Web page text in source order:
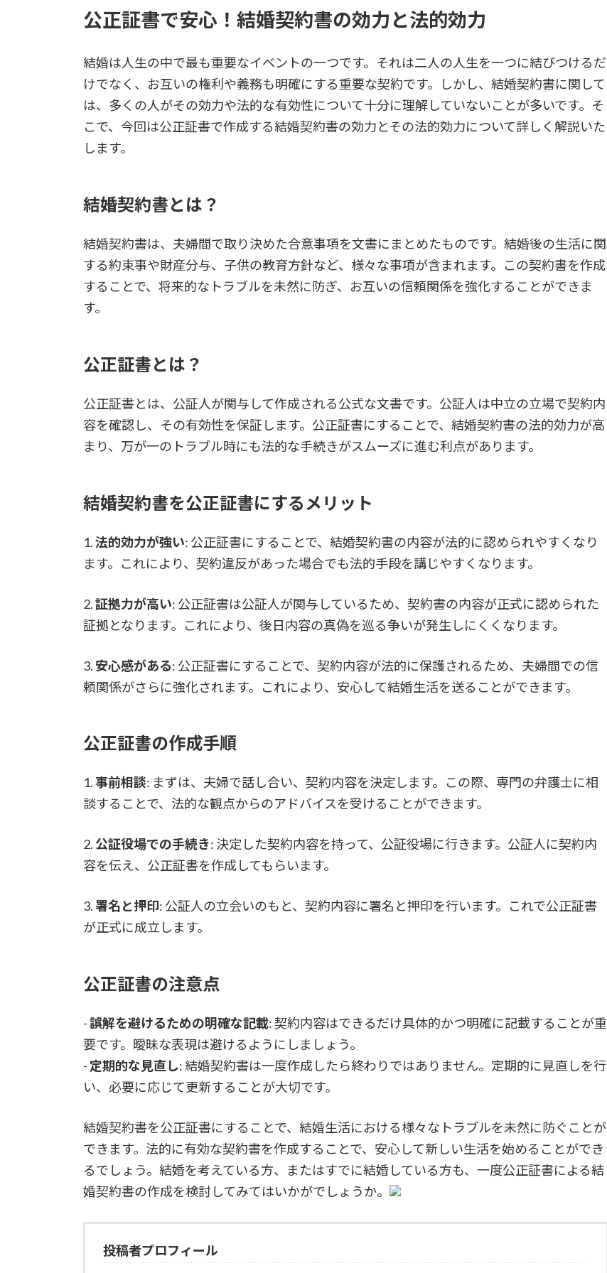
公正証書で安心！結婚契約書の効力と法的効力
結婚は人生の中で最も重要なイベントの一つです。それは二人の人生を一つに結びつけるだ
けでなく、お互いの権利や義務も明確にする重要な契約です。しかし、結婚契約書に関して
は、多くの人がその効力や法的な有効性について十分に理解していないことが多いです。そ
こで、今回は公正証書で作成する結婚契約書の効力とその法的効力について詳しく解説いた
します。
結婚契約書とは？
結婚契約書は、夫婦間で取り決めた合意事項を文書にまとめたものです。結婚後の生活に関
する約束事や財産分与、子供の教育方針など、様々な事項が含まれます。この契約書を作成
することで、将来的なトラブルを未然に防ぎ、お互いの信頼関係を強化することができま
す。
公正証書とは？
公正証書とは、公証人が関与して作成される公式な文書です。公証人は中立の立場で契約内
容を確認し、その有効性を保証します。公正証書にすることで、結婚契約書の法的効力が高
まり、万が一のトラブル時にも法的な手続きがスムーズに進む利点があります。
結婚契約書を公正証書にするメリット
1.法的効力が強い: 公正証書にすることで、結婚契約書の内容が法的に認められやすくなり
ます。これにより、契約違反があった場合でも法的手段を講じやすくなります。
2.証拠力が高い: 公正証書は公証人が関与しているため、契約書の内容が正式に認められた
証拠となります。これにより、後日内容の真偽を巡る争いが発生しにくくなります。
3. 安心感がある: 公正証書にすることで、契約内容が法的に保護されるため、夫婦間での信
頼関係がさらに強化されます。これにより、安心して結婚生活を送ることができます。
公正証書の作成手順
1.事前相談: まずは、夫婦で話し合い、契約内容を決定します。この際、専門の弁護士に相
談することで、法的な観点からのアドバイスを受けることができます。
2. 公証役場での手続き: 決定した契約内容を持って、公証役場に行きます。公証人に契約内
容を伝え、公正証書を作成してもらいます。
3.署名と押印: 公証人の立会いのもと、契約内容に署名と押印を行います。これで公正証書
が正式に成立します。
公正証書の注意点
-誤解を避けるための明確な記載: 契約内容はできるだけ具体的かつ明確に記載することが重
要です。曖昧な表現は避けるようにしましょう。
- 定期的な見直し: 結婚契約書は一度作成したら終わりではありません。定期的に見直しを行
い、必要に応じて更新することが大切です。
結婚契約書を公正証書にすることで、結婚生活における様々なトラブルを未然に防ぐことが
できます。法的に有効な契約書を作成することで、安心して新しい生活を始めることができ
るでしょう。結婚を考えている方、またはすでに結婚している方も、一度公正証書による結
婚契約書の作成を検討してみてはいかがでしょうか。
投稿者プロフィール